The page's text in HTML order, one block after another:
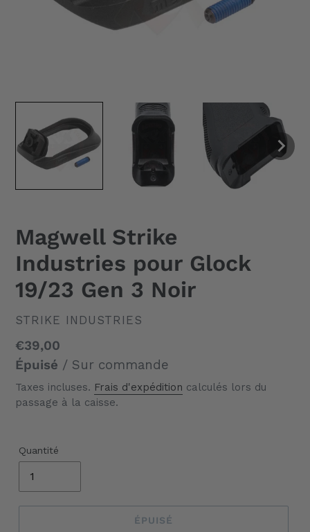
Magwell Strike
Industries pour Glock
19/23 Gen 3 Noir
DISTRIBUTEUR
STRIKE INDUSTRIES
Prix
normal
€39,00
Épuisé / Sur commande
Taxes incluses. Frais d'expédition calculés lors du
passage à la caisse.
Quantité
ÉPUISÉ